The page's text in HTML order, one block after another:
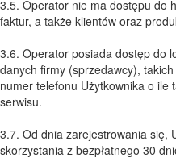
3.5. Operator nie ma dostępu do
faktur, a także klientów oraz
3.6. Operator posiada dostęp do
danych firmy (sprzedawcy),
numer telefonu Użytkownika o ile
serwisu.
3.7. Od dnia zarejestrowania się,
skorzystania z bezpłatnego 30